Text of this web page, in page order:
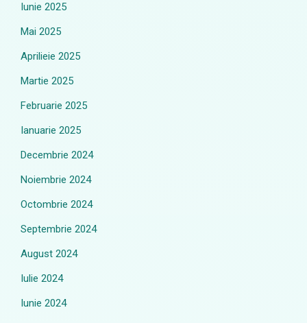
Iunie 2025
Mai 2025
Aprilieie 2025
Martie 2025
Februarie 2025
Ianuarie 2025
Decembrie 2024
Noiembrie 2024
Octombrie 2024
Septembrie 2024
August 2024
Iulie 2024
Iunie 2024